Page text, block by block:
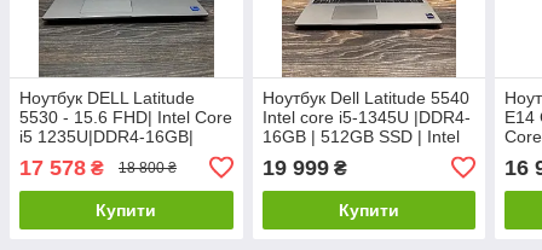
Ноутбук DELL Latitude
5530 - 15.6 FHD| Intel Core
i5 1235U|DDR4-16GB|
17 578 ₴ 18 800 ₴
Купити
Ноутбук Dell Latitude 5540
Intel core i5-1345U |DDR4-
16GB | 512GB SSD | Intel
19 999₴
Купити
E14
16